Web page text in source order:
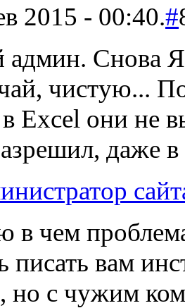
2015 - 00:40.#
Снова
чистую...
Excel они не
даже
в чем
писать вам
но с чужим